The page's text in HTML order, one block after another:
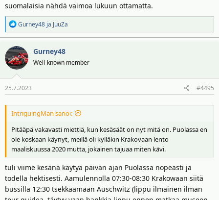
suomalaisia nähdä vaimoa lukuun ottamatta.
R
e
a
k
t
i
o
t
Gurney48 ja JuuZa
Gurney48
Well-known member
25.7.2023 #4495
IntriguingMan sanoi:
Pitääpä vakavasti miettiä, kun kesäsäät on nyt mitä on. Puolassa en
ole koskaan käynyt, meillä oli kylläkin Krakovaan lento
maaliskuussa 2020 mutta, jokainen tajuaa miten kävi.
tuli viime kesänä käytyä päivän ajan Puolassa nopeasti ja
todella hektisesti. Aamulennolla 07:30-08:30 Krakowaan siitä
bussilla 12:30 tsekkaamaan Auschwitz (lippu ilmainen ilman